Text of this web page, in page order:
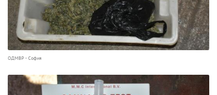
ОДМВР - София